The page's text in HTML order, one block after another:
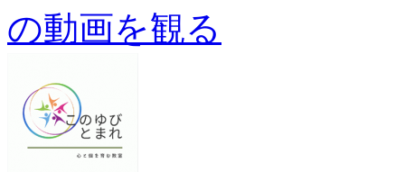
の動画を観る